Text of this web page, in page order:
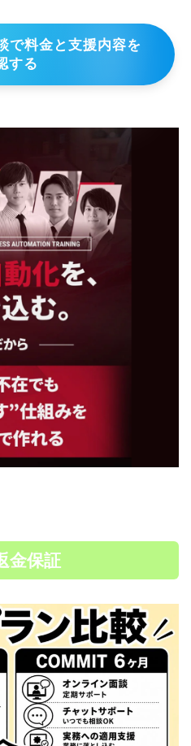
で料金と支援内容を
する
金保証